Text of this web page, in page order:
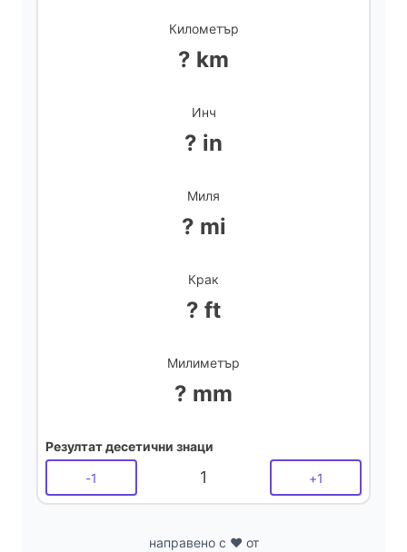
Километър
? km
Инч
? in
Миля
? mi
Крак
? ft
Милиметър
? mm
Резултат десетични знаци
-1 1 +1
направено с ❤️ от